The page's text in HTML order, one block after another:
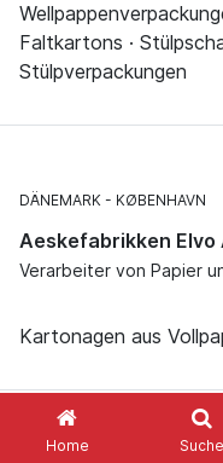
Home Suche
Faltkartons ·
Stülpverpackungen
DÄNEMARK KØBENHAVN
Aeskefabrikken Elvo
Verarbeiter von Papier
Kartonagen aus